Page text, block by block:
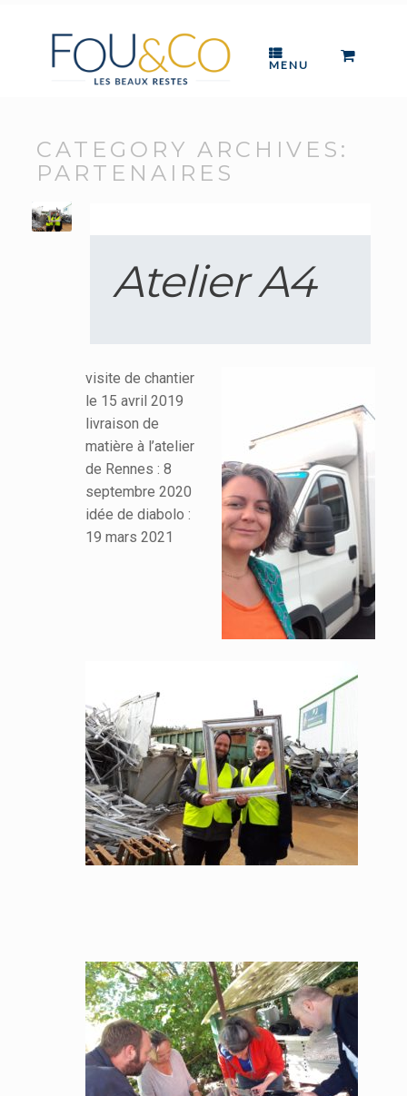
MENU
VIEW
CATEGORY ARCHIVES:
PARTENAIRES
Atelier A4
visite de chantier
le 15 avril 2019
livraison de
matière à l’atelier
de Rennes : 8
septembre 2020
idée de diabolo :
19 mars 2021